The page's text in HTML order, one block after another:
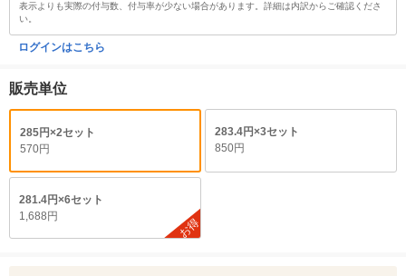
表示よりも実際の付与数、付与率が少ない場合があります。詳細は内訳からご確認くださ
い。
ログインはこちら
販売単位
285円×2セット
570円
283.4円×3セット
850円
281.4円×6セット
1,688円
お得